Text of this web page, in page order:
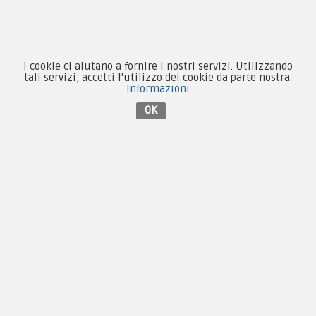
Contattaci su Facebook
I cookie ci aiutano a fornire i nostri servizi. Utilizzando
tali servizi, accetti l'utilizzo dei cookie da parte nostra.
Informazioni
OK